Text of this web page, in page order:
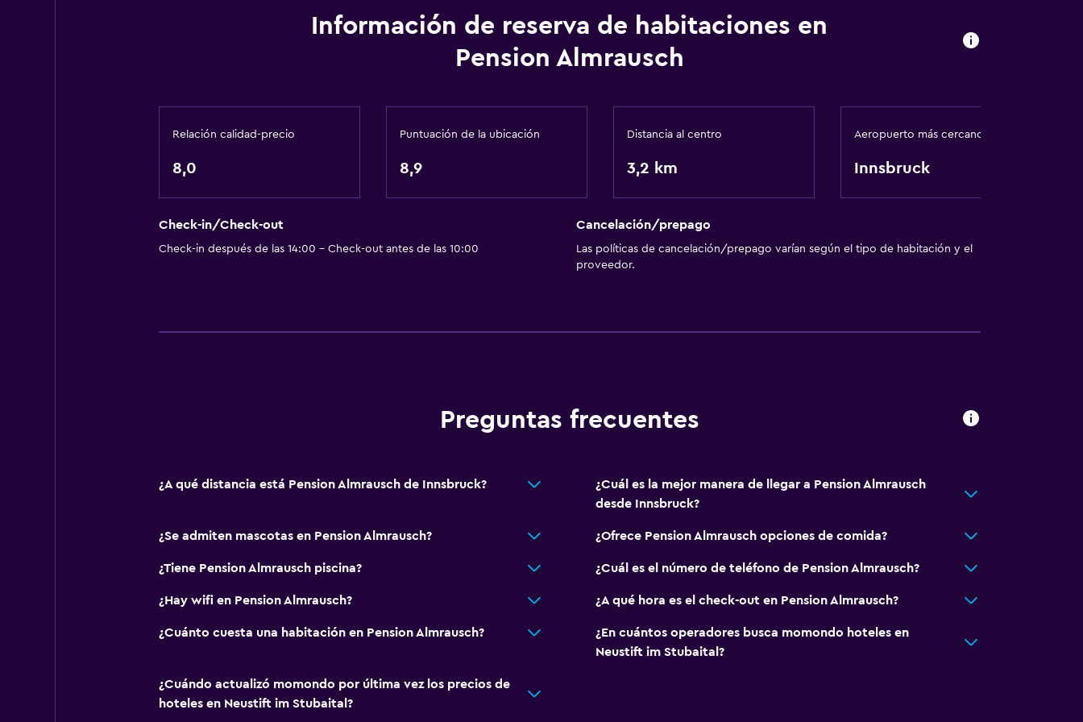
Calefacción
Estacionamiento privado
Servicio de traslado (cargo adicional)
Aire libre
TV por cable o vía satélite
Baño
Comedor
Máquina expendedora (bebidas)
Comidas para niños
Parque infantil
Mascotas permitidas bajo consulta (pueden aplicar cargos extra)
Para no fumadores
Limpieza diaria
Caja fuerte
Armario o clóset
Información de reserva de habitaciones en
Pension Almrausch
Relación calidad-precio
8,0
Puntuación de la ubicación
8,9
Distancia al centro
3,2 km
Aeropuerto más cercano
Innsbruck
Check-in/Check-out
Check-in después de las 14:00 - Check-out antes de las 10:00
Cancelación/prepago
Las políticas de cancelación/prepago varían según el tipo de habitación y el
proveedor.
Preguntas frecuentes
¿A qué distancia está Pension Almrausch de Innsbruck?
¿Cuál es la mejor manera de llegar a Pension Almrausch
desde Innsbruck?
¿Se admiten mascotas en Pension Almrausch? ¿Ofrece Pension Almrausch opciones de comida?
¿Tiene Pension Almrausch piscina? ¿Cuál es el número de teléfono de Pension Almrausch?
¿Hay wifi en Pension Almrausch? ¿A qué hora es el check-out en Pension Almrausch?
¿Cuánto cuesta una habitación en Pension Almrausch?
¿En cuántos operadores busca momondo hoteles en
Neustift im Stubaital?
¿Cuándo actualizó momondo por última vez los precios de
hoteles en Neustift im Stubaital?